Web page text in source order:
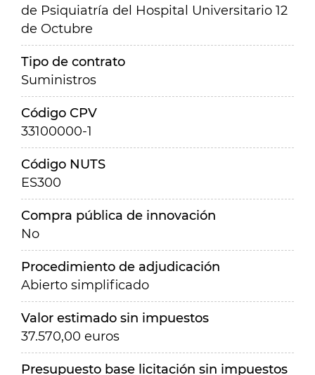
de Psiquiatría del Hospital Universitario 12
de Octubre
Tipo de contrato
Suministros
Código CPV
33100000-1
Código NUTS
ES300
Compra pública de innovación
No
Procedimiento de adjudicación
Abierto simplificado
Valor estimado sin impuestos
37.570,00 euros
Presupuesto base licitación sin impuestos